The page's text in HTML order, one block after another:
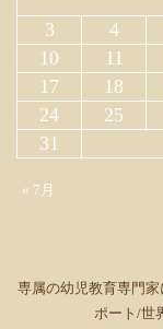
3
4
10
11
17
18
24
25
31
« 7月
専属の幼児教育専門
ポート/世